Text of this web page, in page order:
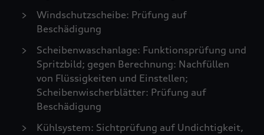
Windschutzscheibe: Prüfung auf
Beschädigung
Scheibenwaschanlage: Funktionsprüfung und
Spritzbild; gegen Berechnung: Nachfüllen
von Flüssigkeiten und Einstellen;
Scheibenwischerblätter: Prüfung auf
Beschädigung
Kühlsystem: Sichtprüfung auf Undichtigkeit,